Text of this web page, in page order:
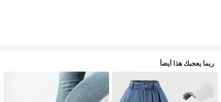
ربما يعجبك هذا أيضاً